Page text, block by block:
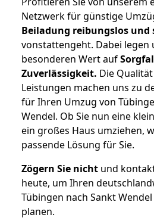
Netzwerk für günstige
Beiladung reibungslos und
vonstattengeht. Dabei legen
besonderen Wert auf
Zuverlässigkeit. Die
Leistungen machen uns zu
für Ihren Umzug von
Wendel. Ob Sie nun eine
ein großes Haus umziehen,
passende Lösung für Sie.
Zögern Sie nicht und
heute, um Ihren
Tübingen nach Sankt
planen.